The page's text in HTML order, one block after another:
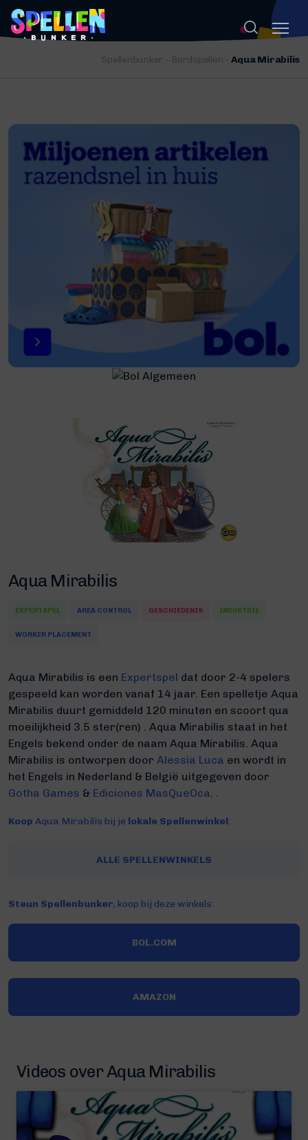
Spellenbunker - Bordspellen - Aqua Mirabilis
Aqua Mirabilis
EXPERTSPEL AREA CONTROL GESCHIEDENIS INDUSTRIE
WORKER PLACEMENT
Aqua Mirabilis is een Expertspel dat door 2-4 spelers
gespeeld kan worden vanaf 14 jaar. Een spelletje Aqua
Mirabilis duurt gemiddeld 120 minuten en scoort qua
moeilijkheid 3.5 ster(ren) . Aqua Mirabilis staat in het
Engels bekend onder de naam Aqua Mirabilis. Aqua
Mirabilis is ontworpen door Alessia Luca en wordt in
het Engels in Nederland & België uitgegeven door
Gotha Games & Ediciones MasQueOca. .
Koop Aqua Mirabilis bij je lokale Spellenwinkel:
ALLE SPELLENWINKELS
Steun Spellenbunker, koop bij deze winkels:
BOL.COM
AMAZON
Videos over Aqua Mirabilis